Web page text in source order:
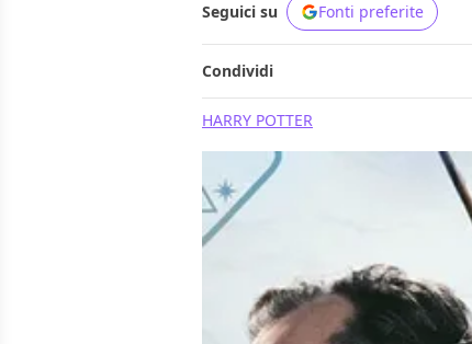
Seguici su Fonti preferite
Condividi
HARRY POTTER